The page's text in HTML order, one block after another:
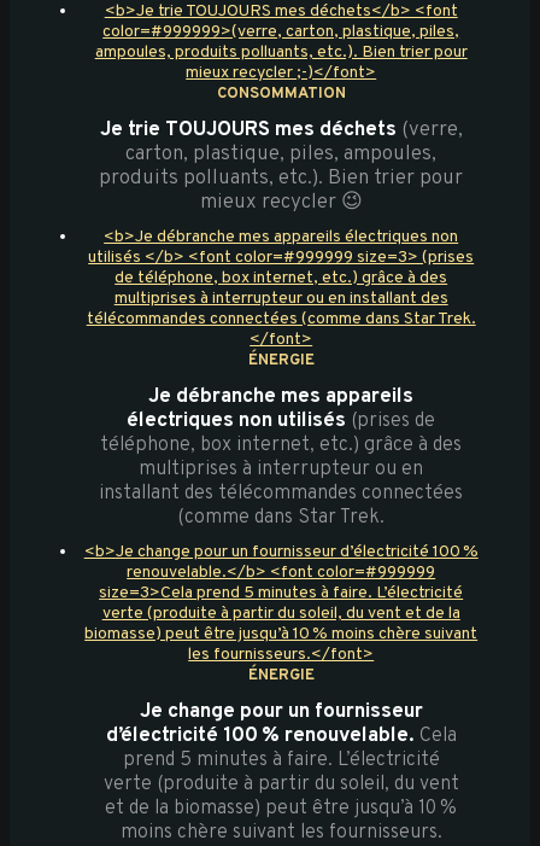
<b>Je trie TOUJOURS mes déchets</b> <font
color=#999999>(verre, carton, plastique, piles,
ampoules, produits polluants, etc.). Bien trier pour
mieux recycler ;-)</font>
CONSOMMATION
Je trie TOUJOURS mes déchets (verre,
carton, plastique, piles, ampoules,
produits polluants, etc.). Bien trier pour
mieux recycler 😉
<b>Je débranche mes appareils électriques non
utilisés </b> <font color=#999999 size=3> (prises
de téléphone, box internet, etc.) grâce à des
multiprises à interrupteur ou en installant des
télécommandes connectées (comme dans Star Trek.
</font>
ÉNERGIE
Je débranche mes appareils
électriques non utilisés (prises de
téléphone, box internet, etc.) grâce à des
multiprises à interrupteur ou en
installant des télécommandes connectées
(comme dans Star Trek.
<b>Je change pour un fournisseur d’électricité 100 %
renouvelable.</b> <font color=#999999
size=3>Cela prend 5 minutes à faire. L’électricité
verte (produite à partir du soleil, du vent et de la
biomasse) peut être jusqu’à 10 % moins chère suivant
les fournisseurs.</font>
ÉNERGIE
Je change pour un fournisseur
d’électricité 100 % renouvelable. Cela
prend 5 minutes à faire. L’électricité
verte (produite à partir du soleil, du vent
et de la biomasse) peut être jusqu’à 10 %
moins chère suivant les fournisseurs.